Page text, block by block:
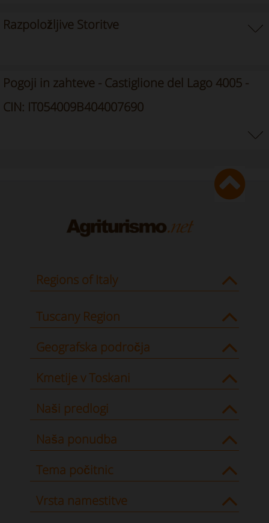
Razpoložljive Storitve
Pogoji in zahteve - Castiglione del Lago 4005 -
CIN: IT054009B404007690
Regions of Italy
Tuscany Region
Geografska področja
Kmetije v Toskani
Naši predlogi
Naša ponudba
Tema počitnic
Vrsta namestitve